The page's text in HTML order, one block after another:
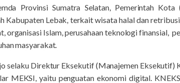
Provinsi Sumatra Selatan, Pemerintah
Kabupaten Lebak, terkait wisata halal dan
organisasi Islam, perusahaan teknologi finansial,
masyarakat.
selaku Direktur Eksekutif (Manajemen Eksekutif)
MEKSI, yaitu penguatan ekonomi digital.